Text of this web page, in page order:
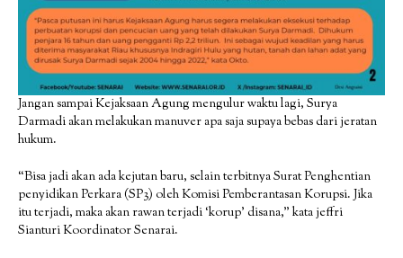
Jangan sampai Kejaksaan Agung mengulur waktu lagi, Surya
Darmadi akan melakukan manuver apa saja supaya bebas dari jeratan
hukum.
“Bisa jadi akan ada kejutan baru, selain terbitnya Surat Penghentian
penyidikan Perkara (SP3) oleh Komisi Pemberantasan Korupsi. Jika
itu terjadi, maka akan rawan terjadi ‘korup’ disana,” kata jeffri
Sianturi Koordinator Senarai.